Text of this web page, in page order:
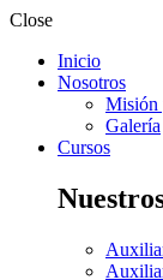
Close
Inicio
Nosotros
Misión
Galería
Cursos